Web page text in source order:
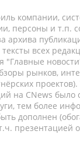
компании,
персоны и т.п.
архива
всех
"Главные
рынков,
на CNews
тем более
дополнен
презентацией